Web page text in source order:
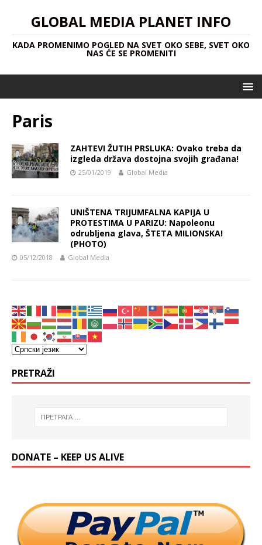
GLOBAL MEDIA PLANET INFO
KADA PROMENIMO POGLED NA SVET OKO SEBE, SVET OKO
NAS ĆE SE PROMENITI
Paris
ZAHTEVI ŽUTIH PRSLUKA: Ovako treba da
izgleda država dostojna svojih građana!
25/01/2019 Global Media
UNIŠTENA TRIJUMFALNA KAPIJA U
PROTESTIMA U PARIZU: Napoleonu
odrubljena glava, ŠTETA MILIONSKA!
(PHOTO)
05/12/2018 Global Media
PRETRAŽI
DONATE – KEEP US ALIVE